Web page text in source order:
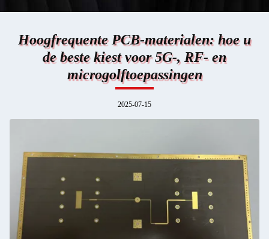
Hoogfrequente PCB-materialen: hoe u
de beste kiest voor 5G-, RF- en
microgolftoepassingen
2025-07-15